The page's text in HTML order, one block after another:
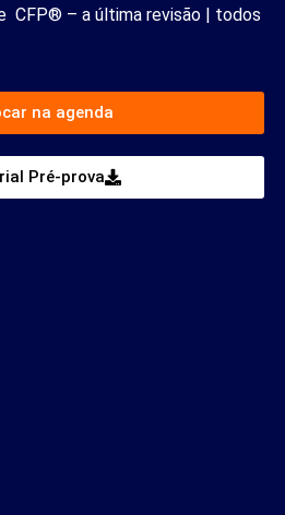
CFP® – a última revisão | todos
na agenda
Pré-prova